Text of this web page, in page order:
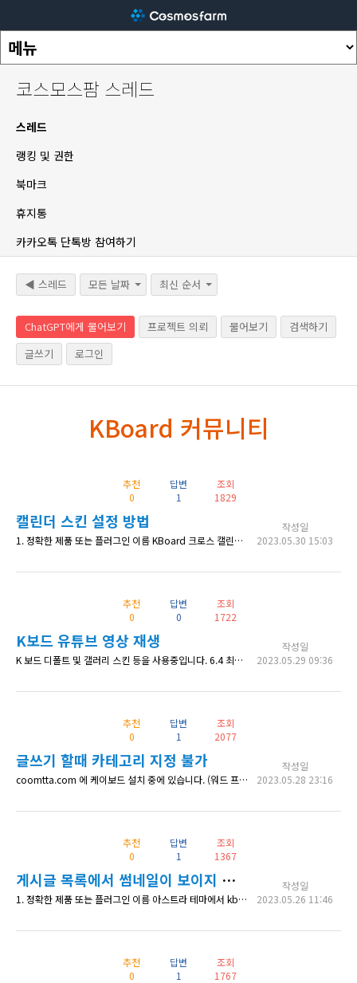
코스모스팜 스레드
스레드
랭킹 및 권한
북마크
휴지통
카카오톡 단톡방 참여하기
◀ 스레드 모든 날짜 최신 순서
ChatGPT에게 물어보기 프로젝트 의뢰 물어보기
검색하기
글쓰기
로그인
KBoard 커뮤니티
추천
0
답변
1
조회
1829
캘린더 스킨 설정 방법
1. 정확한 제품 또는 플러그인 이름 KBoard 크로스 캘린더 스킨 2. 상세 내용 게시판 스킨을 캘린더 스킨으로 바꾸고 일정등록하면 등록한 일정이 표시되지 않습니다. -> 1970년 일정으로 찍혀있습니다. 제가 게시판 설정을 잘못 한거 같은데 판매페이지에서 설정가이드를 찾을 수 없어 질문남깁니다. 3. 확인 가능한 상세 페이지 주소 https://xn--910bs4khrw2ib.com/%EC%98%
작성일
2023.05.30 15:03
추천
0
답변
0
조회
1722
K보드 유튜브 영상 재생
K 보드 디폴트 및 갤러리 스킨 등을 사용중입니다. 6.4 최신버전 유튜브 입력간 사용자 불편으로 인해 방법을 찾다가 아래 답변주신 코드를 찾았습니다. https://www.cosmosfarm.com/threads/document/31194 add_filter('kboard_content', 'kboard_content_video_iframe', 10, 3); function kboard_content_video_
작성일
2023.05.29 09:36
추천
0
답변
1
조회
2077
글쓰기 할때 카테고리 지정 불가
coomtta.com 에 케이보드 설치 중에 있습니다. (워드 프레스 + 케이 보드) 1) 계층형 카테고리 사용 시, 글쓰기 할 때 아래와 같이 카테고리를 지정할 수 있는 메뉴 자체를 찾질 못하겠습니다ㅜ. 반면, 쓰기가 아닌 읽기 모드에서는 계층형 카테고리를 찾을 수 있습니다. 스킨에 따라서 계층형이 적용되지 않는다고 해서, 케이보드 게시판 스킨 종류를 다 해봤는데, 쓰기에서 여전히 찾을 수 없었
작성일
2023.05.28 23:16
추천
0
답변
1
조회
1367
게시글 목록에서 썸네일이 보이지 않습니다
1. 정확한 제품 또는 플러그인 이름 아스트라 테마에서 kboard 2. 상세 내용 kboard에서 mp4를 첨부파일로 첨부한 후 썸네일에 png 파일도 첨부하였는데 게시글 목록에서 썸네일이 보이지 않습니다. 어떤 문제인지 알고 싶습니다. 3. 확인 가능한 상세 페이지 주소 http://dneinst.com/%ec%98%81%ec%83%81/ 4. 수정한 코드 내역 (있다면)
작성일
2023.05.26 11:46
추천
0
답변
1
조회
1767